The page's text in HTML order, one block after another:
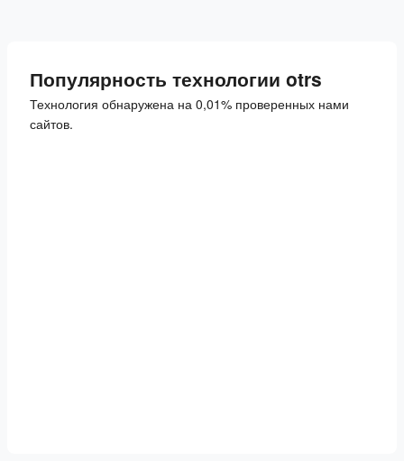
Популярность технологии otrs
Технология обнаружена на 0,01% проверенных нами
сайтов.